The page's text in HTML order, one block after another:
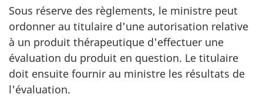
Sous réserve des règlements, le ministre peut
ordonner au titulaire d'une autorisation relative
à un produit thérapeutique d'effectuer une
évaluation du produit en question. Le titulaire
doit ensuite fournir au ministre les résultats de
l'évaluation.